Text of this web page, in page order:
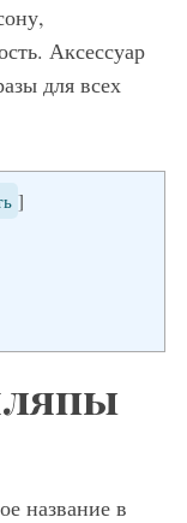
Аксессуар
для всех
]
название в